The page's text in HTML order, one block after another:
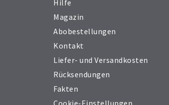
Hilfe
Magazin
Abobestellungen
Kontakt
Liefer- und Versandkosten
Rücksendungen
Fakten
Cookie-Einstellungen